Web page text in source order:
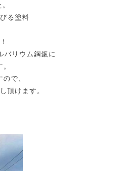
る塗料
バリウム鋼鈑に
で、
頂けます。